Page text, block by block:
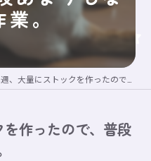
。
大量にストックを作ったので、普段あまりしないDM作業。
作ったので、普段